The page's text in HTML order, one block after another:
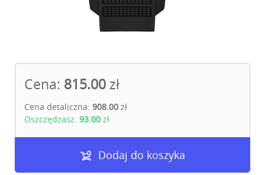
Cena: 815.00 zł
Cena detaliczna: 908.00 zł
Oszczędzasz: 93.00 zł
Dodaj do koszyka